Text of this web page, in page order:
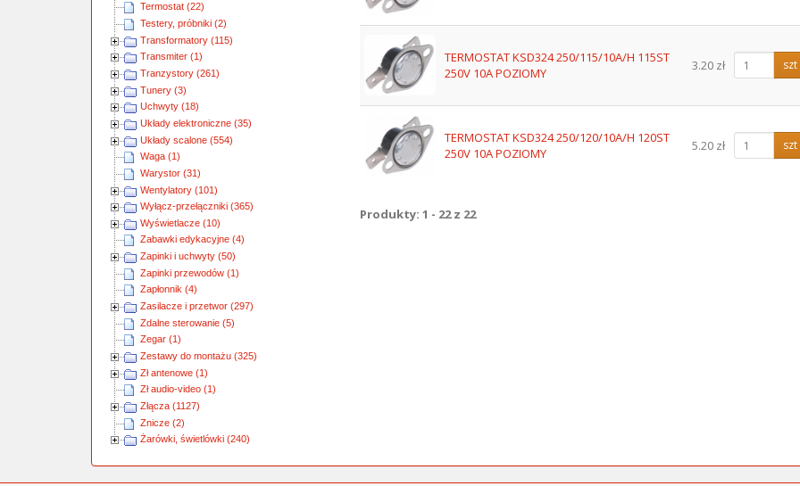
Termostat (22)
Testery, próbniki (2)
Transformatory (115)
Transmiter (1)
Tranzystory (261)
Tunery (3)
Uchwyty (18)
Układy elektroniczne (35)
Układy scalone (554)
Waga (1)
Warystor (31)
Wentylatory (101)
Wyłącz-przełączniki (365)
Wyświetlacze (10)
Zabawki edykacyjne (4)
Zapinki i uchwyty (50)
Zapinki przewodów (1)
Zapłonnik (4)
Zasilacze i przetwor (297)
Zdalne sterowanie (5)
Zegar (1)
Zestawy do montażu (325)
Zł antenowe (1)
Zł audio-video (1)
Złącza (1127)
Znicze (2)
Żarówki, świetlówki (240)
TERMOSTAT KSD324 250/115/10A/H 115ST
250V 10A POZIOMY
3.20 zł szt
TERMOSTAT KSD324 250/120/10A/H 120ST
250V 10A POZIOMY
5.20 zł szt
Produkty: 1 - 22 z 22